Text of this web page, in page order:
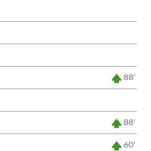
88'
88'
60'